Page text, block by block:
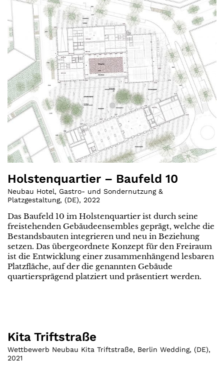
Holstenquartier – Baufeld 10
Neubau Hotel, Gastro- und Sondernutzung &
Platzgestaltung, (DE), 2022
Das Baufeld 10 im Holstenquartier ist durch seine
freistehenden Gebäudeensembles geprägt, welche die
Bestandsbauten integrieren und neu in Beziehung
setzen. Das übergeordnete Konzept für den Freiraum
ist die Entwicklung einer zusammenhängend lesbaren
Platzfläche, auf der die genannten Gebäude
quartiersprägend platziert und präsentiert werden.
Kita Triftstraße
Wettbewerb Neubau Kita Triftstraße, Berlin Wedding, (DE),
2021